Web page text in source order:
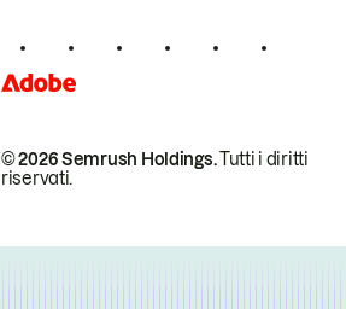
© 2026 Semrush Holdings.Tutti i diritti
riservati.